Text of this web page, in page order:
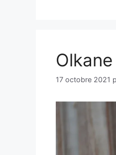
17 octobre 2021